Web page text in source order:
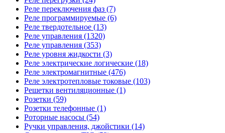
Реле переключения фаз (7)
Реле программируемые (6)
Реле твердотельное (13)
Реле управления (1320)
Реле управления (353)
Реле уровня жидкости (3)
Реле электрические логические (18)
Реле электромагнитные (476)
Реле электротепловые токовые (103)
Решетки вентиляционные (1)
Розетки (59)
Розетки телефонные (1)
Роторные насосы (54)
Ручки управления, джойстики (14)